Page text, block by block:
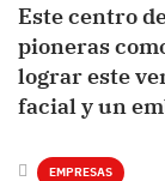
Este centro
pioneras
lograr este
facial y un
EMPRESAS